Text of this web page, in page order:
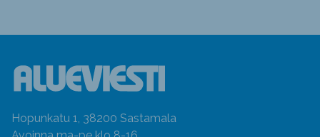
Hopunkatu 1, 38200 Sastamala